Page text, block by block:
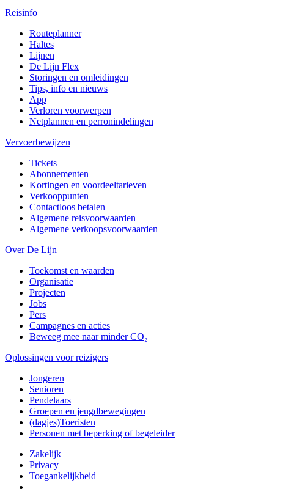
Reisinfo
Routeplanner
Haltes
Lijnen
De Lijn Flex
Storingen en omleidingen
Tips, info en nieuws
App
Verloren voorwerpen
Netplannen en perronindelingen
Vervoerbewijzen
Tickets
Abonnementen
Kortingen en voordeeltarieven
Verkooppunten
Contactloos betalen
Algemene reisvoorwaarden
Algemene verkoopsvoorwaarden
Over De Lijn
Toekomst en waarden
Organisatie
Projecten
Jobs
Pers
Campagnes en acties
Beweeg mee naar minder CO₂
Oplossingen voor reizigers
Jongeren
Senioren
Pendelaars
Groepen en jeugdbewegingen
(dagjes)Toeristen
Personen met beperking of begeleider
Zakelijk
Privacy
Toegankelijkheid